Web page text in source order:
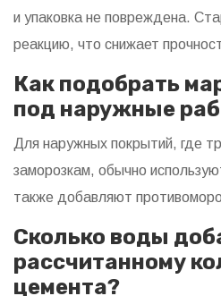
и упаковка не повреждена.
реакцию, что снижает
Как подобрать
под наружные
Для наружных покрытий, где
заморозкам, обычно
также добавляют
Сколько воды
рассчитанному
цемента?